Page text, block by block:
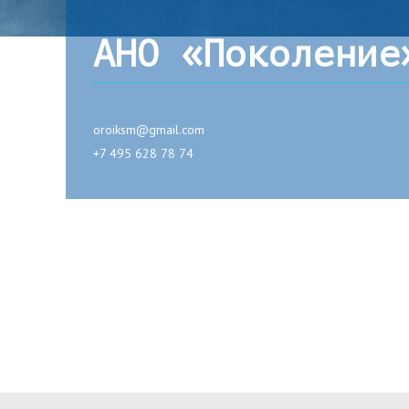
АНО
oroiksm@gmail.com
+7 495 628 78 74